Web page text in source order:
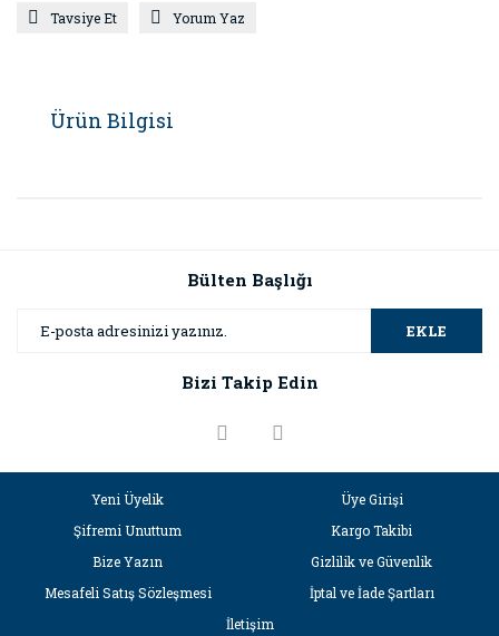
Tavsiye Et Yorum Yaz
Ürün Bilgisi
Bülten Başlığı
EKLE
Bizi Takip Edin
Yeni Üyelik
Üye Girişi
Şifremi Unuttum
Kargo Takibi
Bize Yazın
Gizlilik ve Güvenlik
Mesafeli Satış Sözleşmesi
İptal ve İade Şartları
İletişim